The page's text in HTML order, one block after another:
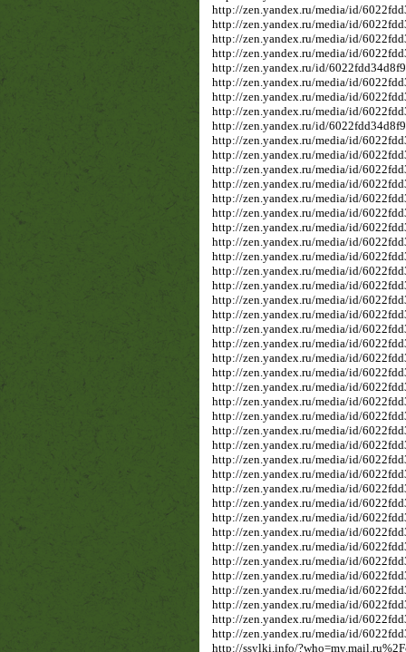
http://zen.yandex.ru/media/id/
http://zen.yandex.ru/media/id/
http://zen.yandex.ru/media/id/
http://zen.yandex.ru/media/id/
http://zen.yandex.ru/id/
http://zen.yandex.ru/media/id/
http://zen.yandex.ru/media/id/
http://zen.yandex.ru/media/id/
http://zen.yandex.ru/id/
http://zen.yandex.ru/media/id/
http://zen.yandex.ru/media/id/
http://zen.yandex.ru/media/id/
http://zen.yandex.ru/media/id/
http://zen.yandex.ru/media/id/
http://zen.yandex.ru/media/id/
http://zen.yandex.ru/media/id/
http://zen.yandex.ru/media/id/
http://zen.yandex.ru/media/id/
http://zen.yandex.ru/media/id/
http://zen.yandex.ru/media/id/
http://zen.yandex.ru/media/id/
http://zen.yandex.ru/media/id/
http://zen.yandex.ru/media/id/
http://zen.yandex.ru/media/id/
http://zen.yandex.ru/media/id/
http://zen.yandex.ru/media/id/
http://zen.yandex.ru/media/id/
http://zen.yandex.ru/media/id/
http://zen.yandex.ru/media/id/
http://zen.yandex.ru/media/id/
http://zen.yandex.ru/media/id/
http://zen.yandex.ru/media/id/
http://zen.yandex.ru/media/id/
http://zen.yandex.ru/media/id/
http://zen.yandex.ru/media/id/
http://zen.yandex.ru/media/id/
http://zen.yandex.ru/media/id/
http://zen.yandex.ru/media/id/
http://zen.yandex.ru/media/id/
http://zen.yandex.ru/media/id/
http://zen.yandex.ru/media/id/
http://zen.yandex.ru/media/id/
http://zen.yandex.ru/media/id/
http://zen.yandex.ru/media/id/
http://ssylki.info/